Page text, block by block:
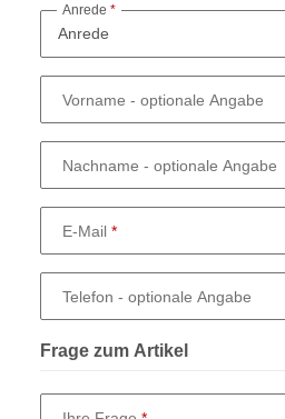
Anrede
Vorname - optionale Angabe
Nachname - optionale Angabe
E-Mail
Telefon - optionale Angabe
Frage zum Artikel